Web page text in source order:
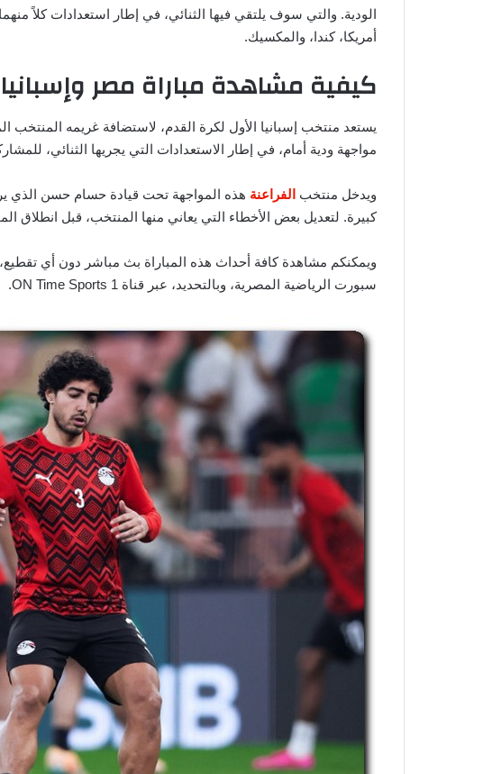
أمريكا، كندا، والمكسيك.
كيفية مشاهدة مباراة مصر
يستعد منتخب إسبانيا الأول لكرة القدم، لاستضافة غريمه
مواجهة ودية أمام، في إطار الاستعدادات التي يجريها الثنائي،
ويدخل منتخب الفراعنة هذه المواجهة تحت قيادة حسام حسن الذي
كبيرة. لتعديل بعض الأخطاء التي يعاني منها المنتخب، قبل انطلاق
ويمكنكم مشاهدة كافة أحداث هذه المباراة بث مباشر دون أي
سبورت الرياضية المصرية، وبالتحديد، عبر قناة ON Time Sports 1.